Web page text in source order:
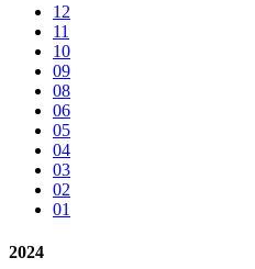
12
11
10
09
08
06
05
04
03
02
01
2024